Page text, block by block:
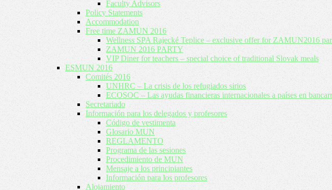
Faculty Advisors
Policy Statements
Accommodation
Free time ZAMUN 2016
Wellness SPA Rajecké Teplice – exclusive offer for ZAMUN2016
ZAMUN 2016 PARTY
VIP Diner for teachers – special choice of traditional Slovak meals
ESMUN 2016
Comités 2016
UNHRC – La crisis de los refugiados sirios
ECOSOC – Las ayudas financieras internacionales a países en
Secretariado
Información para los delegados y profesores
Código de vestimenta
Glosario MUN
REGLAMENTO
Programa de las sesiones
Procedimiento de MUN
Mensaje a los principiantes
Información para los profesores
Alojamiento